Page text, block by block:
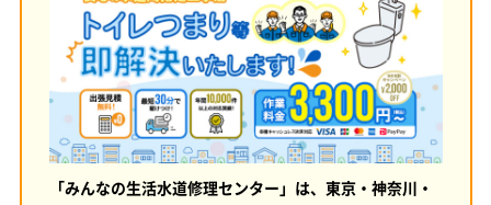
「みんなの生活水道修理センター」は、東京・神奈川・